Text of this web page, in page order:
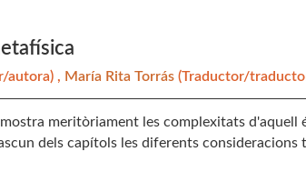
autora) , María Rita Torrás(Traductor/
meritòriament les complexitats d'aquell
dels capítols les diferents